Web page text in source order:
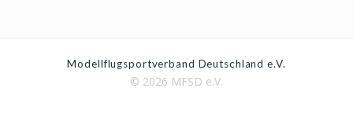
Modellflugsportverband Deutschland e.V.
© 2026 MFSD e.V.